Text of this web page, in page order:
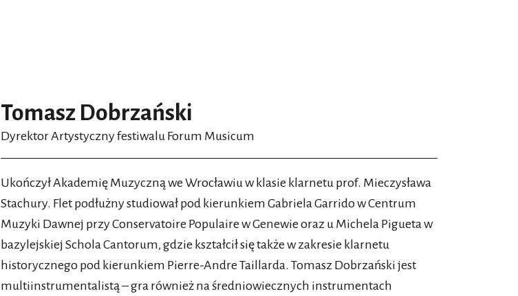
Tomasz Dobrzański
Dyrektor Artystyczny festiwalu Forum Musicum
Ukończył Akademię Muzyczną we Wrocławiu w klasie klarnetu prof. Mieczysława
Stachury. Flet podłużny studiował pod kierunkiem Gabriela Garrido w Centrum
Muzyki Dawnej przy Conservatoire Populaire w Genewie oraz u Michela Pigueta w
bazylejskiej Schola Cantorum, gdzie kształcił się także w zakresie klarnetu
historycznego pod kierunkiem Pierre-Andre Taillarda. Tomasz Dobrzański jest
multiinstrumentalistą – gra również na średniowiecznych instrumentach